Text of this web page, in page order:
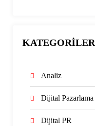
KATEGORİLER
Analiz
Dijital Pazarlama
Dijital PR